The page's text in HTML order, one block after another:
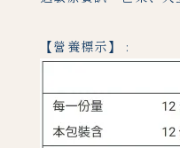
【營養標示】 :